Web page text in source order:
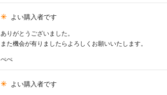
よい購入者です
ありがとうございました。
また機会が有りましたらよろしくお願いいたします。
ぺぺ
よい購入者です